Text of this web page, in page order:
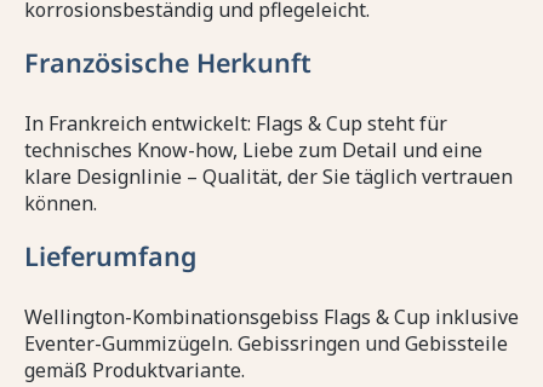
korrosionsbeständig und pflegeleicht.
Französische Herkunft
In Frankreich entwickelt: Flags & Cup steht für
technisches Know-how, Liebe zum Detail und eine
klare Designlinie – Qualität, der Sie täglich vertrauen
können.
Lieferumfang
Wellington-Kombinationsgebiss Flags & Cup inklusive
Eventer-Gummizügeln. Gebissringen und Gebissteile
gemäß Produktvariante.